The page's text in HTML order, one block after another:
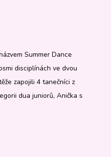
Summer Dance
disciplínách ve dvou
zapojili 4 tanečníci z
dua juniorů, Anička s